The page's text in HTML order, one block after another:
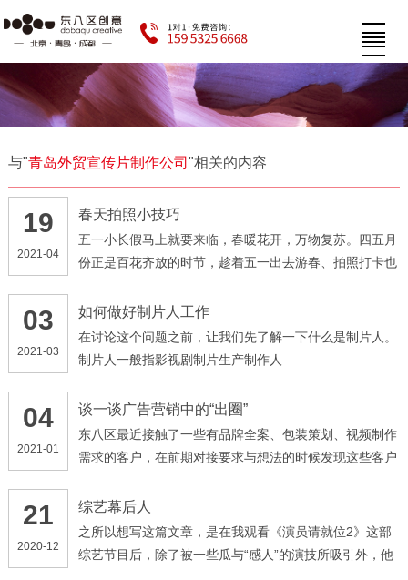
与"青岛外贸宣传片制作公司 "相关的内容
19
2021-04
春天拍照小技巧
五一小长假马上就要来临，春暖花开，万物复苏。四五月
份正是百花齐放的时节，趁着五一出去游春、拍照打卡也
03
2021-03
如何做好制片人工作
在讨论这个问题之前，让我们先了解一下什么是制片人。
制片人一般指影视剧制片生产制作人
04
2021-01
谈一谈广告营销中的“出圈”
东八区最近接触了一些有品牌全案、包装策划、视频制作
需求的客户，在前期对接要求与想法的时候发现这些客户
我是做什么产品，我有什么需求，我面向的是什么群体，
我的产品、广告一定要“出圈”。时代在进步，甲方爸爸的
需求由“高端、大气、上档次”演变为了“出圈”，那么何
21
2020-12
综艺幕后人
之所以想写这篇文章，是在我观看《演员请就位2》这部
综艺节目后，除了被一些瓜与“感人”的演技所吸引外，他